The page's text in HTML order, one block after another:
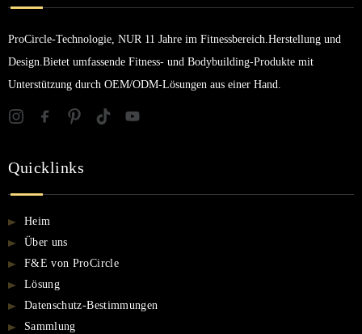
ProCircle-Technologie, NUR 11 Jahre im Fitnessbereich.Herstellung und
Design.Bietet umfassende Fitness- und Bodybuilding-Produkte mit
Unterstützung durch OEM/ODM-Lösungen aus einer Hand.
Quicklinks
Heim
Über uns
F&E von ProCircle
Lösung
Datenschutz-Bestimmungen
Sammlung